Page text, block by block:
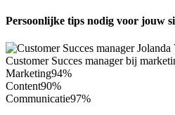
Persoonlijke tips nodig voor jouw
Customer Succes manager bij
Marketing94%
Content90%
Communicatie97%